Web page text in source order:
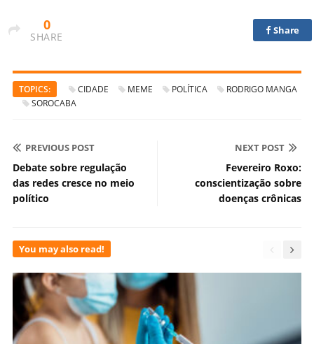
0
SHARE
Share
TOPICS: CIDADE MEME POLÍTICA
RODRIGO MANGA
SOROCABA
PREVIOUS POST
Debate sobre regulação
das redes cresce no meio
político
NEXT POST
Fevereiro Roxo:
conscientização sobre
doenças crônicas
You may also read!